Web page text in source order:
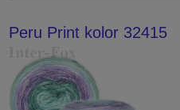
Peru Print kolor 32415